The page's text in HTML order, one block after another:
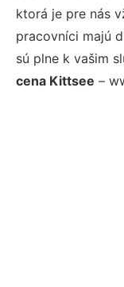
ktorá je pre nás
pracovníci majú
sú plne k vašim
cena Kittsee –